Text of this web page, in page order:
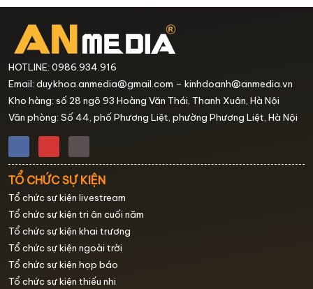
HOTLINE: 0986.934.916
Email: duykhoa.anmedia@gmail.com – kinhdoanh@anmedia.vn
Kho hàng: số 28 ngõ 93 Hoàng Văn Thái, Thanh Xuân, Hà Nội
Văn phòng: Số 44, phố Phương Liệt, phường Phương Liệt, Hà Nội
TỔ CHỨC SỰ KIỆN
Tổ chức sự kiện livestream
Tổ chức sự kiện tri ân cuối năm
Tổ chức sự kiện khai trương
Tổ chức sự kiện ngoài trời
Tổ chức sự kiện họp báo
Tổ chức sự kiện thiếu nhi